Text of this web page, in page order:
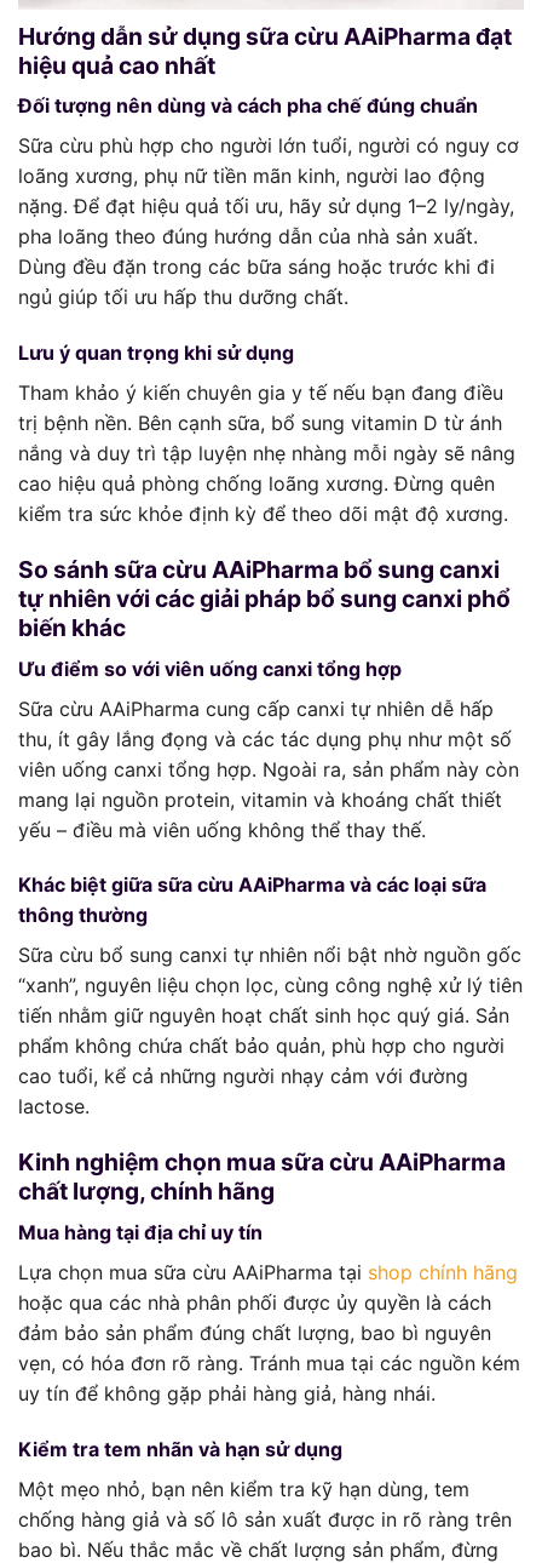
Hướng dẫn sử dụng sữa cừu AAiPharma đạt
hiệu quả cao nhất
Đối tượng nên dùng và cách pha chế đúng chuẩn
Sữa cừu phù hợp cho người lớn tuổi, người có nguy cơ
loãng xương, phụ nữ tiền mãn kinh, người lao động
nặng. Để đạt hiệu quả tối ưu, hãy sử dụng 1–2 ly/ngày,
pha loãng theo đúng hướng dẫn của nhà sản xuất.
Dùng đều đặn trong các bữa sáng hoặc trước khi đi
ngủ giúp tối ưu hấp thu dưỡng chất.
Lưu ý quan trọng khi sử dụng
Tham khảo ý kiến chuyên gia y tế nếu bạn đang điều
trị bệnh nền. Bên cạnh sữa, bổ sung vitamin D từ ánh
nắng và duy trì tập luyện nhẹ nhàng mỗi ngày sẽ nâng
cao hiệu quả phòng chống loãng xương. Đừng quên
kiểm tra sức khỏe định kỳ để theo dõi mật độ xương.
So sánh sữa cừu AAiPharma bổ sung canxi
tự nhiên với các giải pháp bổ sung canxi phổ
biến khác
Ưu điểm so với viên uống canxi tổng hợp
Sữa cừu AAiPharma cung cấp canxi tự nhiên dễ hấp
thu, ít gây lắng đọng và các tác dụng phụ như một số
viên uống canxi tổng hợp. Ngoài ra, sản phẩm này còn
mang lại nguồn protein, vitamin và khoáng chất thiết
yếu – điều mà viên uống không thể thay thế.
Khác biệt giữa sữa cừu AAiPharma và các loại sữa
thông thường
Sữa cừu bổ sung canxi tự nhiên nổi bật nhờ nguồn gốc
“xanh”, nguyên liệu chọn lọc, cùng công nghệ xử lý tiên
tiến nhằm giữ nguyên hoạt chất sinh học quý giá. Sản
phẩm không chứa chất bảo quản, phù hợp cho người
cao tuổi, kể cả những người nhạy cảm với đường
lactose.
Kinh nghiệm chọn mua sữa cừu AAiPharma
chất lượng, chính hãng
Mua hàng tại địa chỉ uy tín
Lựa chọn mua sữa cừu AAiPharma tại shop chính hãng
hoặc qua các nhà phân phối được ủy quyền là cách
đảm bảo sản phẩm đúng chất lượng, bao bì nguyên
vẹn, có hóa đơn rõ ràng. Tránh mua tại các nguồn kém
uy tín để không gặp phải hàng giả, hàng nhái.
Kiểm tra tem nhãn và hạn sử dụng
Một mẹo nhỏ, bạn nên kiểm tra kỹ hạn dùng, tem
chống hàng giả và số lô sản xuất được in rõ ràng trên
bao bì. Nếu thắc mắc về chất lượng sản phẩm, đừng